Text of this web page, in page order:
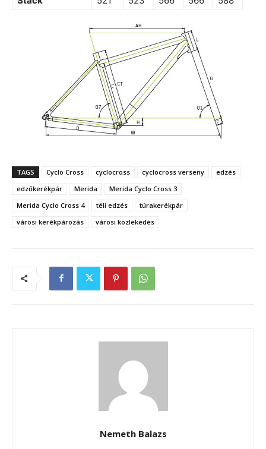
TAGS Cyclo Cross cyclocross cyclocross verseny
edzés
edzőkerékpár
Merida
Merida Cyclo Cross 3
Merida Cyclo Cross 4
téli edzés
túrakerékpár
városi kerékpározás
városi közlekedés
Nemeth Balazs